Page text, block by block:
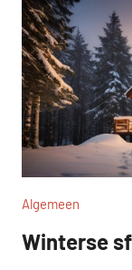
Algemeen
Winterse